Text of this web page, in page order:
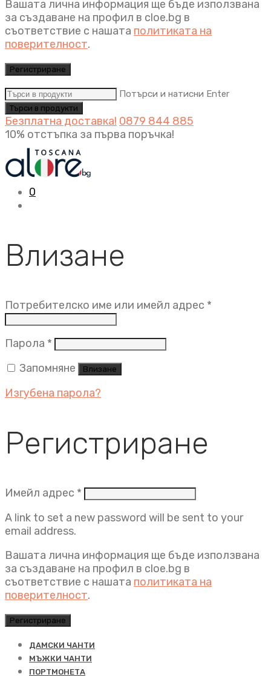
Вашата лична информация ще бъде използвана
за създаване на профил в cloe.bg в
съответствие с нашата политиката на
поверителност.
Регистриране
Потърси и натисни Enter
Безплатна доставка! 0879 844 885
10% отстъпка за първа поръчка!
0
Влизане
Потребителско име или имейл адрес *
Парола * Задължително
Запомняне
Влизане
Изгубена парола?
Регистриране
Имейл адрес * Задължително
A link to set a new password will be sent to your
email address.
Вашата лична информация ще бъде използвана
за създаване на профил в cloe.bg в
съответствие с нашата политиката на
поверителност.
Регистриране
ДАМСКИ ЧАНТИ
МЪЖКИ ЧАНТИ
ПОРТМОНЕТА